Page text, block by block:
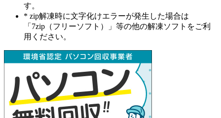
す。
* zip解凍時に文字化けエラーが発生した場合は
「7zip（フリーソフト）」等の他の解凍ソフトをご利
用ください。